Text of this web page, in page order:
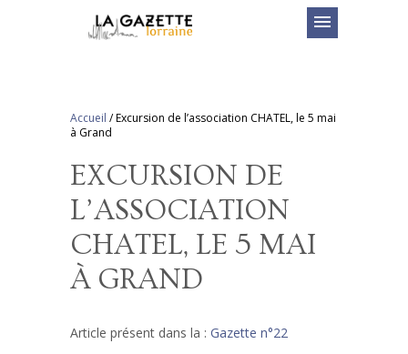
menu
Accueil /Excursion de l’association CHATEL, le 5 mai
à Grand
EXCURSION DE
L’ASSOCIATION
CHATEL, LE 5 MAI
À GRAND
Article présent dans la : Gazette n°22